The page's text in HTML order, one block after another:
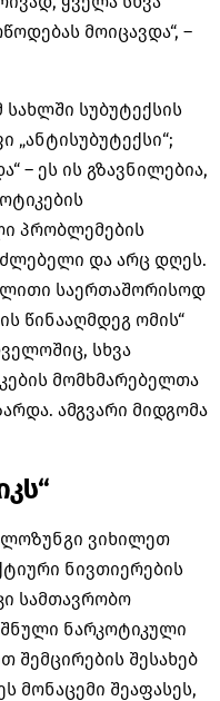
მოიცავდა“, –
სახლში სუბუტექსის
„ანტისუბუტექსი“;
– ეს ის გზავნილებია,
პრობლემების
და არც დღეს.
საერთაშორისოდ
წინააღმდეგ ომის“
სხვა
მომხმარებელთა
ამგვარი მიდგომა
ლოზუნგი ვიხილეთ
ნივთიერების
სამთავრობო
ნარკოტიკული
შემცირების შესახებ
მონაცემი შეაფასეს,